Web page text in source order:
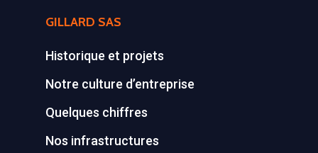
GILLARD SAS
Historique et projets
Notre culture d’entreprise
Quelques chiffres
Nos infrastructures